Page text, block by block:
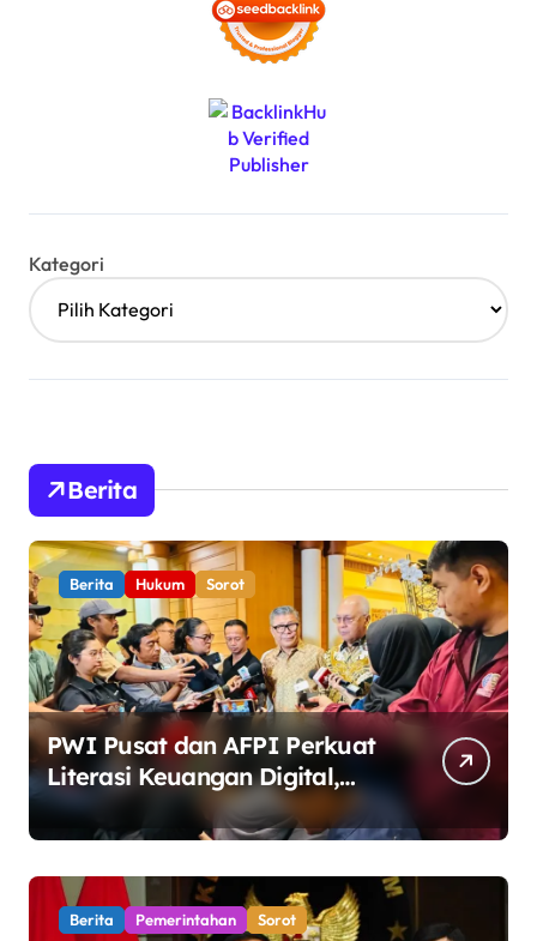
Kategori
Berita
Berita Hukum Sorot
PWI Pusat dan AFPI Perkuat
Literasi Keuangan Digital,
Edukasi Masyarakat
Waspadai Pinjaman Online
Ilegal
Berita Pemerintahan Sorot